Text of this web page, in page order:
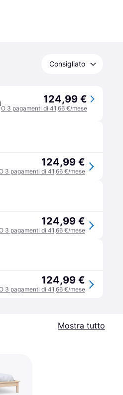
Consigliato
124,99 €
O 3 pagamenti di 41,66 €/mese
124,99 €
3 pagamenti di 41,66 €/mese
124,99 €
3 pagamenti di 41,66 €/mese
124,99 €
3 pagamenti di 41,66 €/mese
Mostra tutto